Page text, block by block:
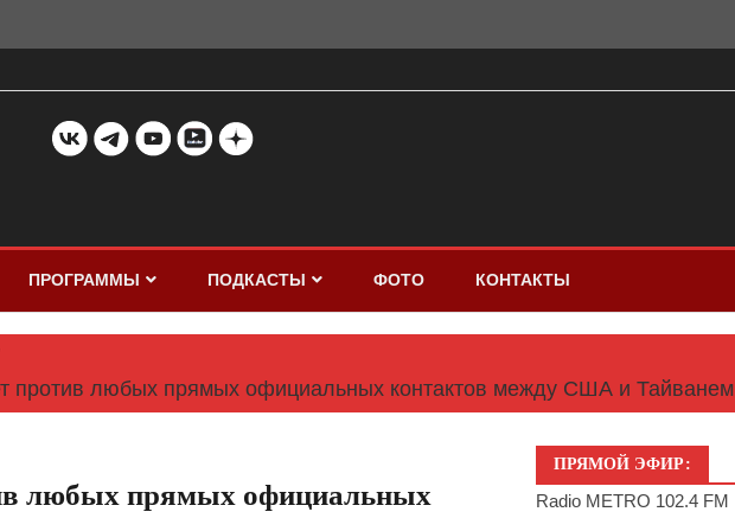
ПРОГРАММЫ ПОДКАСТЫ ФОТО КОНТАКТЫ
против любых прямых официальных контактов между США и Тайванем
любых прямых официальных
ПРЯМОЙ ЭФИР:
Radio METRO 102.4 FM